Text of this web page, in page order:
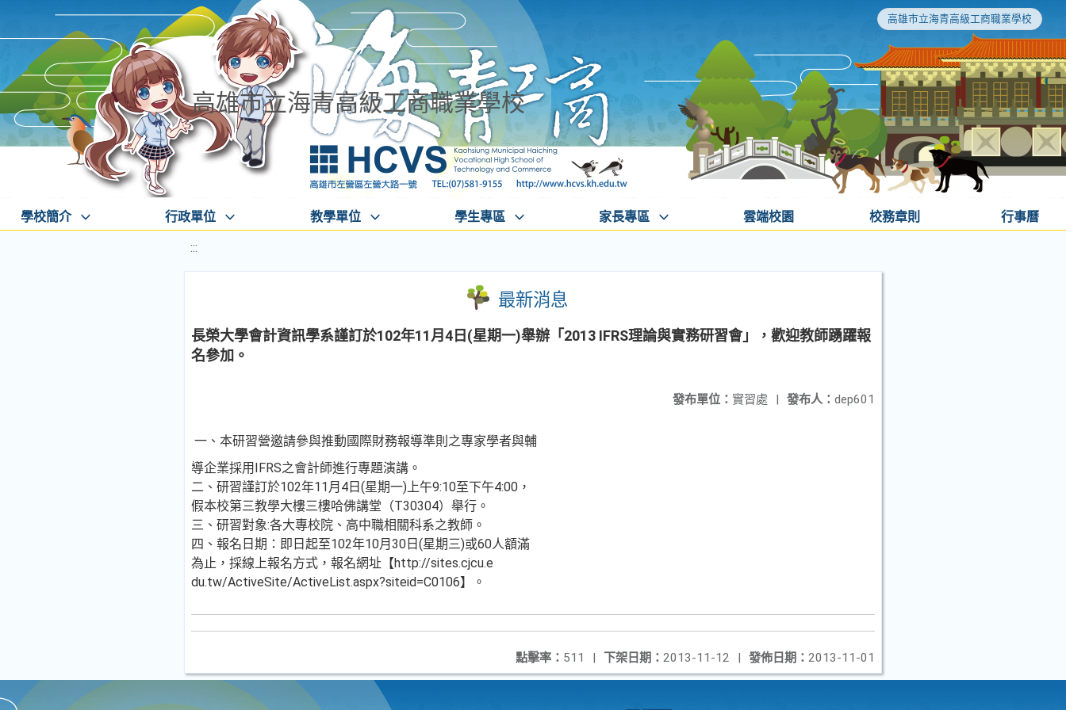
高雄市立海青高級工商職業學校
高雄市立海青高級工商職業學校
學校簡介 行政單位 教學單位 學生專區 家長專區 雲端校園 校務章則 行事曆
:::
最新消息
長榮大學會計資訊學系謹訂於102年11月4日(星期一)舉辦「2013 IFRS理論與實務研習會」，歡迎教師踴躍報
名參加。
發布人： dep601
發布單位： 實習處 |
一、本研習營邀請參與推動國際財務報導準則之專家學者與輔
導企業採用IFRS之會計師進行專題演講。
二、研習謹訂於102年11月4日(星期一)上午9:10至下午4:00，
假本校第三教學大樓三樓哈佛講堂（T30304）舉行。
三、研習對象:各大專校院、高中職相關科系之教師。
四、報名日期：即日起至102年10月30日(星期三)或60人額滿
為止，採線上報名方式，報名網址【http://sites.cjcu.e
du.tw/ActiveSite/ActiveList.aspx?siteid=C0106】。
發佈日期： 2013-11-01
下架日期： 2013-11-12 |
點擊率： 511 |